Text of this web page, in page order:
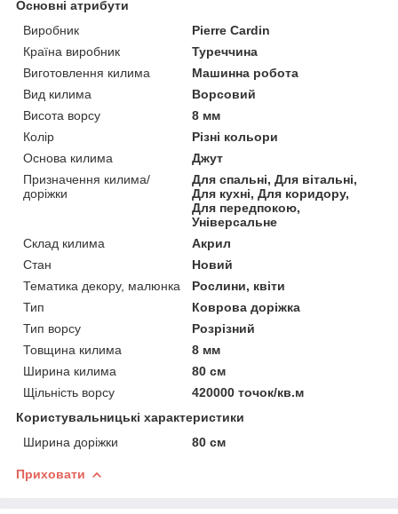
Основні атрибути
Виробник
Pierre Cardin
Країна виробник
Туреччина
Виготовлення килима
Машинна робота
Вид килима
Ворсовий
Висота ворсу
8 мм
Колір
Різні кольори
Основа килима
Джут
Призначення килима/
доріжки
Для спальні, Для вітальні,
Для кухні, Для коридору,
Для передпокою,
Універсальне
Склад килима
Акрил
Стан
Новий
Тематика декору, малюнка
Рослини, квіти
Тип
Коврова доріжка
Тип ворсу
Розрізний
Товщина килима
8 мм
Ширина килима
80 см
Щільність ворсу
420000 точок/кв.м
Користувальницькі характеристики
Ширина доріжки
80 см
Приховати